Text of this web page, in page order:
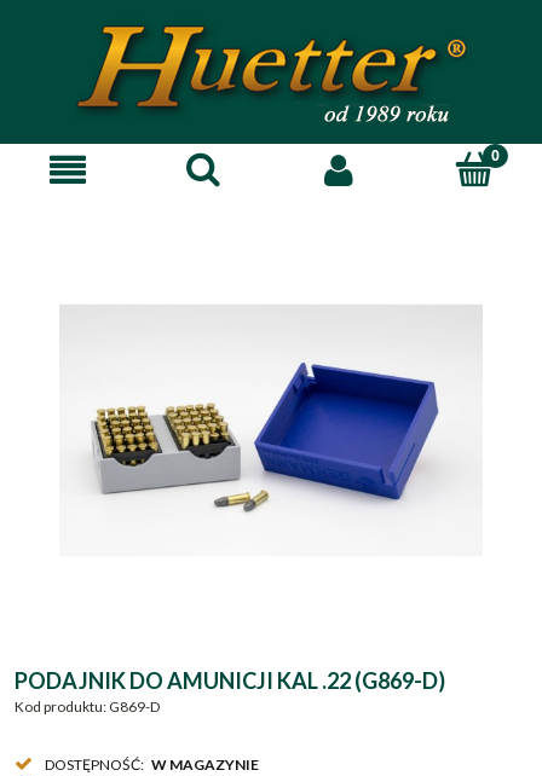
PODAJNIK DO AMUNICJI KAL .22 (G869-D)
Kod produktu: G869-D
DOSTĘPNOŚĆ: W MAGAZYNIE